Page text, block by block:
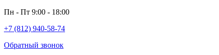
Пн - Пт 9:00 - 18:00
+7 (812) 940-58-74
Обратный звонок